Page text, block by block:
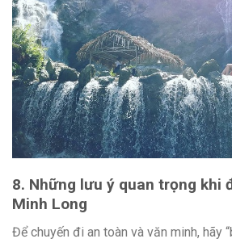
8. Những lưu ý quan trọng khi
Minh Long
Để chuyến đi an toàn và văn minh, hãy